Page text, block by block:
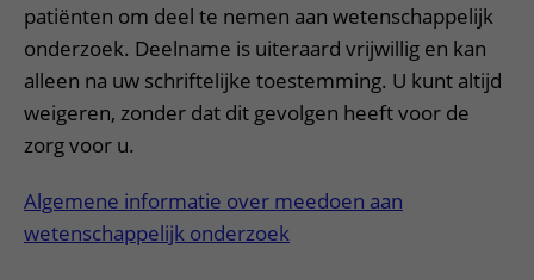
patiënten om deel te nemen aan wetenschappelijk
onderzoek. Deelname is uiteraard vrijwillig en kan
alleen na uw schriftelijke toestemming. U kunt altijd
weigeren, zonder dat dit gevolgen heeft voor de
zorg voor u.
Algemene informatie over meedoen aan
wetenschappelijk onderzoek